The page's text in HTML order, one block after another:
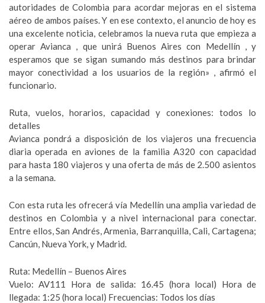
autoridades de Colombia para acordar mejoras en el sistema
aéreo de ambos países. Y en ese contexto, el anuncio de hoy es
una excelente noticia, celebramos la nueva ruta que empieza a
operar Avianca , que unirá Buenos Aires con Medellín , y
esperamos que se sigan sumando más destinos para brindar
mayor conectividad a los usuarios de la región» , afirmó el
funcionario.
Ruta, vuelos, horarios, capacidad y conexiones: todos lo
detalles
Avianca pondrá a disposición de los viajeros una frecuencia
diaria operada en aviones de la familia A320 con capacidad
para hasta 180 viajeros y una oferta de más de 2.500 asientos
a la semana.
Con esta ruta les ofrecerá vía Medellín una amplia variedad de
destinos en Colombia y a nivel internacional para conectar.
Entre ellos, San Andrés, Armenia, Barranquilla, Cali, Cartagena;
Cancún, Nueva York, y Madrid.
Ruta: Medellín – Buenos Aires
Vuelo: AV111 Hora de salida: 16.45 (hora local) Hora de
llegada: 1:25 (hora local) Frecuencias: Todos los días